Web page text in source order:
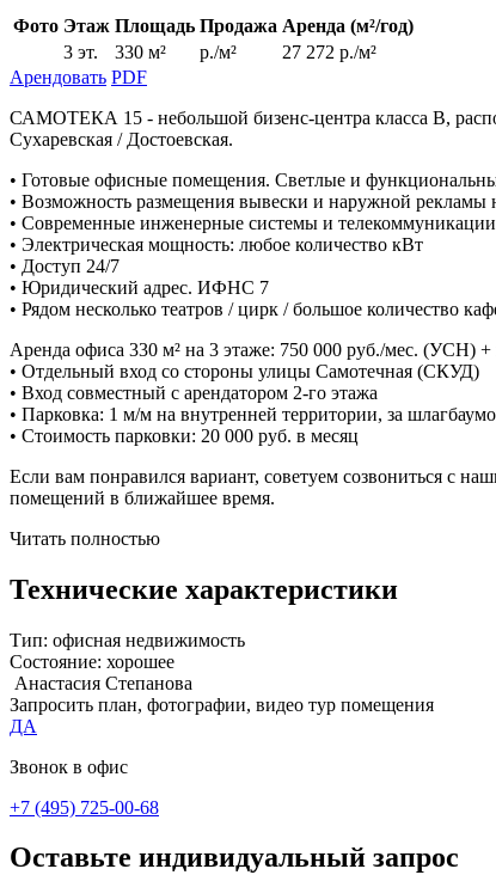
Фото Этаж Площадь Продажа Аренда (м²/год)
3 эт.
330 м² р./м²
27 272 р./м²
Арендовать PDF
САМОТЕКА 15 - небольшой бизенс-центра класса В,
Сухаревская / Достоевская.
• Готовые офисные помещения. Светлые и
• Возможность размещения вывески и наружной рекламы
• Современные инженерные системы и телекоммуникации
• Электрическая мощность: любое количество кВт
• Доступ 24/7
• Юридический адрес. ИФНС 7
• Рядом несколько театров / цирк / большое количество
Аренда офиса 330 м² на 3 этаже: 750 000 руб./мес. (УСН)
• Отдельный вход со стороны улицы Самотечная (СКУД)
• Вход совместный с арендатором 2-го этажа
• Парковка: 1 м/м на внутренней территории, за
• Стоимость парковки: 20 000 руб. в месяц
Если вам понравился вариант, советуем созвониться с
помещений в ближайшее время.
Читать полностью
Технические характеристики
Тип: офисная недвижимость
Состояние: хорошее
Анастасия Степанова
Запросить план, фотографии, видео тур помещения
ДА
Звонок в офис
+7 (495) 725-00-68
Оставьте индивидуальный запрос